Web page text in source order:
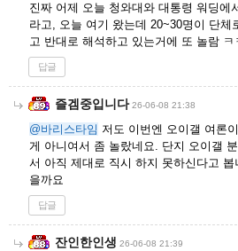
진짜 어제 오늘 청와대와 대통령 워딩에
라고, 오늘 여기 왔는데 20~30명이 단체
고 반대로 해석하고 있는거에 또 놀람 ㅋ
답글
즐겜중입니다 26-06-08 21:38
@바리스타임 저도 이번엔 오이갤 여론
게 아니여서 좀 놀랐네요. 단지 오이갤
서 아직 제대로 직시 하지 못하신다고
을까요
답글
잔인한인생 26-06-08 21:39